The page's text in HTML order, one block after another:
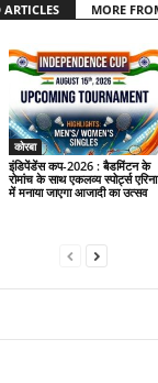
ARTICLES MORE
कोरबा
इंडिपेंडेंस कप-2026 : बैडमिंटन के
रोमांच के साथ एकलव्य स्पोर्ट्स एरिना
में मनाया जाएगा आजादी का उत्सव